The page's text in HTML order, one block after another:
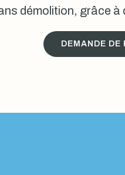
démolition, grâce
DEMANDE DE